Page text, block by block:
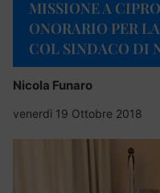
MISSIONE A
ONORARIO PER
COL SINDACO DI
Nicola Funaro
venerdì 19 Ottobre 2018